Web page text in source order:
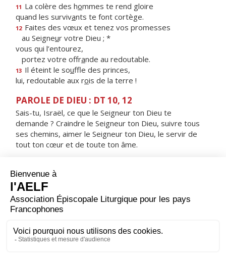
11 La colère des hommes te rend gloire
quand les survivants te font cortège.
12 Faites des vœux et tenez vos promesses
au Seigneur votre Dieu ; *
vous qui l’entourez,
portez votre offrande au redoutable.
13 Il éteint le souffle des princes,
lui, redoutable aux rois de la terre !
PAROLE DE DIEU : DT 10, 12
Sais-tu, Israël, ce que le Seigneur ton Dieu te
demande ? Craindre le Seigneur ton Dieu, suivre tous
ses chemins, aimer le Seigneur ton Dieu, le servir de
tout ton cœur et de toute ton âme.
V/ De tout mon cœur, je te cherche, Seigneur ;
garde-moi de fuir tes volontés.
ORAISON
déroulent dans la paix, selon ton dessein, et que ton
peuple connaisse la joie de te servir sans inquiétude.